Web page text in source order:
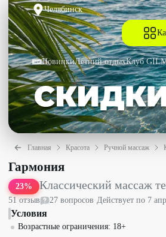
Челябинск
НовинкиЛетний отдыхКлуб
Главная Красота Ручной массаж
Классический массаж тела, 45 мин.
Гармония
23% Классический массаж
51отзыв 27 вопросов ·Действует по 7
Условия
Возрастные ограничения: 18+